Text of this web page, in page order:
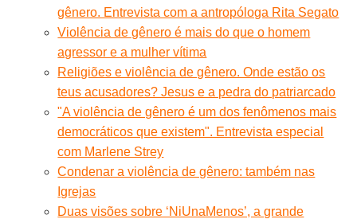
gênero. Entrevista com a antropóloga Rita Segato
Violência de gênero é mais do que o homem
agressor e a mulher vítima
Religiões e violência de gênero. Onde estão os
teus acusadores? Jesus e a pedra do patriarcado
"A violência de gênero é um dos fenômenos mais
democráticos que existem". Entrevista especial
com Marlene Strey
Condenar a violência de gênero: também nas
Igrejas
Duas visões sobre ‘NiUnaMenos’, a grande